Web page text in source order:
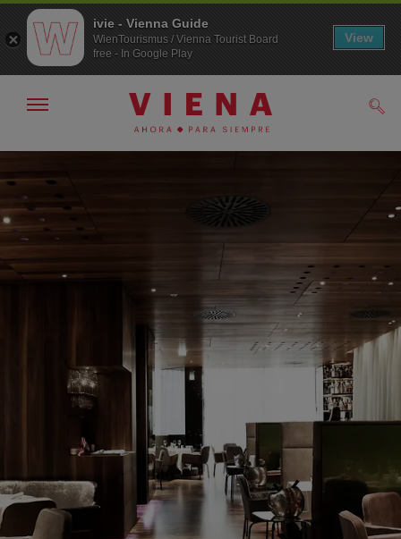
A
la
navegación
Al
contenido
Mostrar/ocultar
ivie - Vienna Guide
WienTourismus / Vienna Tourist Board
free - In Google Play
View